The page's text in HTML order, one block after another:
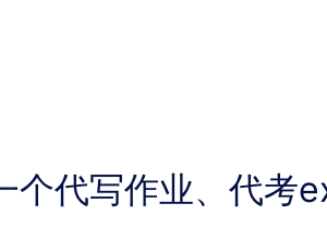
个代写作业、代考